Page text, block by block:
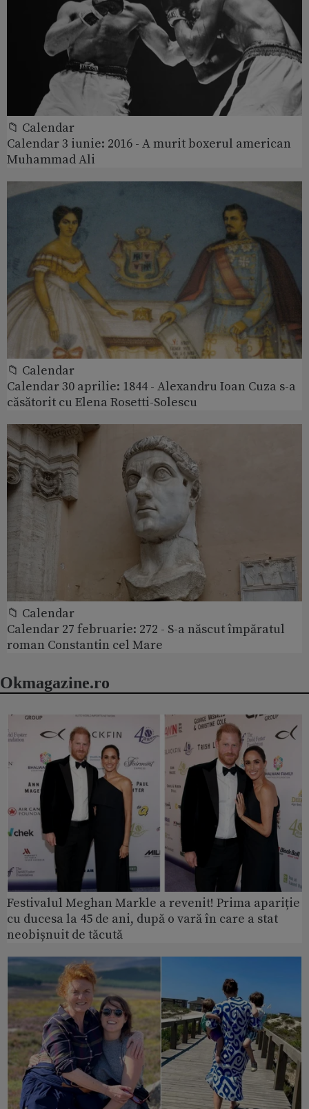
📁 Calendar
Calendar 3 iunie: 2016 - A murit boxerul american
Muhammad Ali
📁 Calendar
Calendar 30 aprilie: 1844 - Alexandru Ioan Cuza s-a
căsătorit cu Elena Rosetti-Solescu
📁 Calendar
Calendar 27 februarie: 272 - S-a născut împăratul
roman Constantin cel Mare
Okmagazine.ro
Festivalul Meghan Markle a revenit! Prima apariție
cu ducesa la 45 de ani, după o vară în care a stat
neobișnuit de tăcută